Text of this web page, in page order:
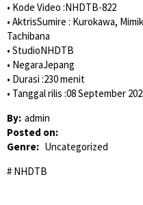
• Kode Video :NHDTB-822
• AktrisSumire : Kurokawa,
Tachibana
• StudioNHDTB
• NegaraJepang
• Durasi :230 menit
• Tanggal rilis :08 September
By: admin
Posted on:
Genre: Uncategorized
NHDTB